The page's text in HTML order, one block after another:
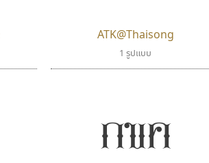
ATK@Thaisong
1 รูปแบบ
กขค